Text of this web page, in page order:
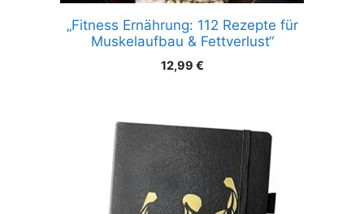
„Fitness Ernährung: 112 Rezepte für
Muskelaufbau & Fettverlust“
12,99 €